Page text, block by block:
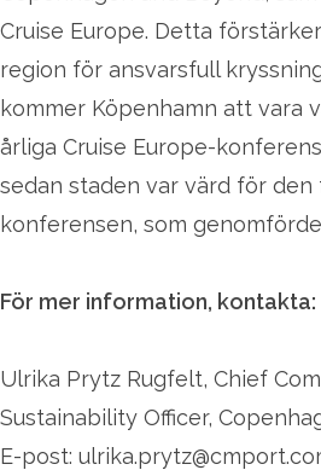
Cruise Europe. Detta
region för ansvarsfull
kommer Köpenhamn att vara
årliga Cruise Europe-
sedan staden var värd för den
konferensen, som
För mer information, kontakta:
Ulrika Prytz Rugfelt, Chief
Sustainability Officer,
E-post: